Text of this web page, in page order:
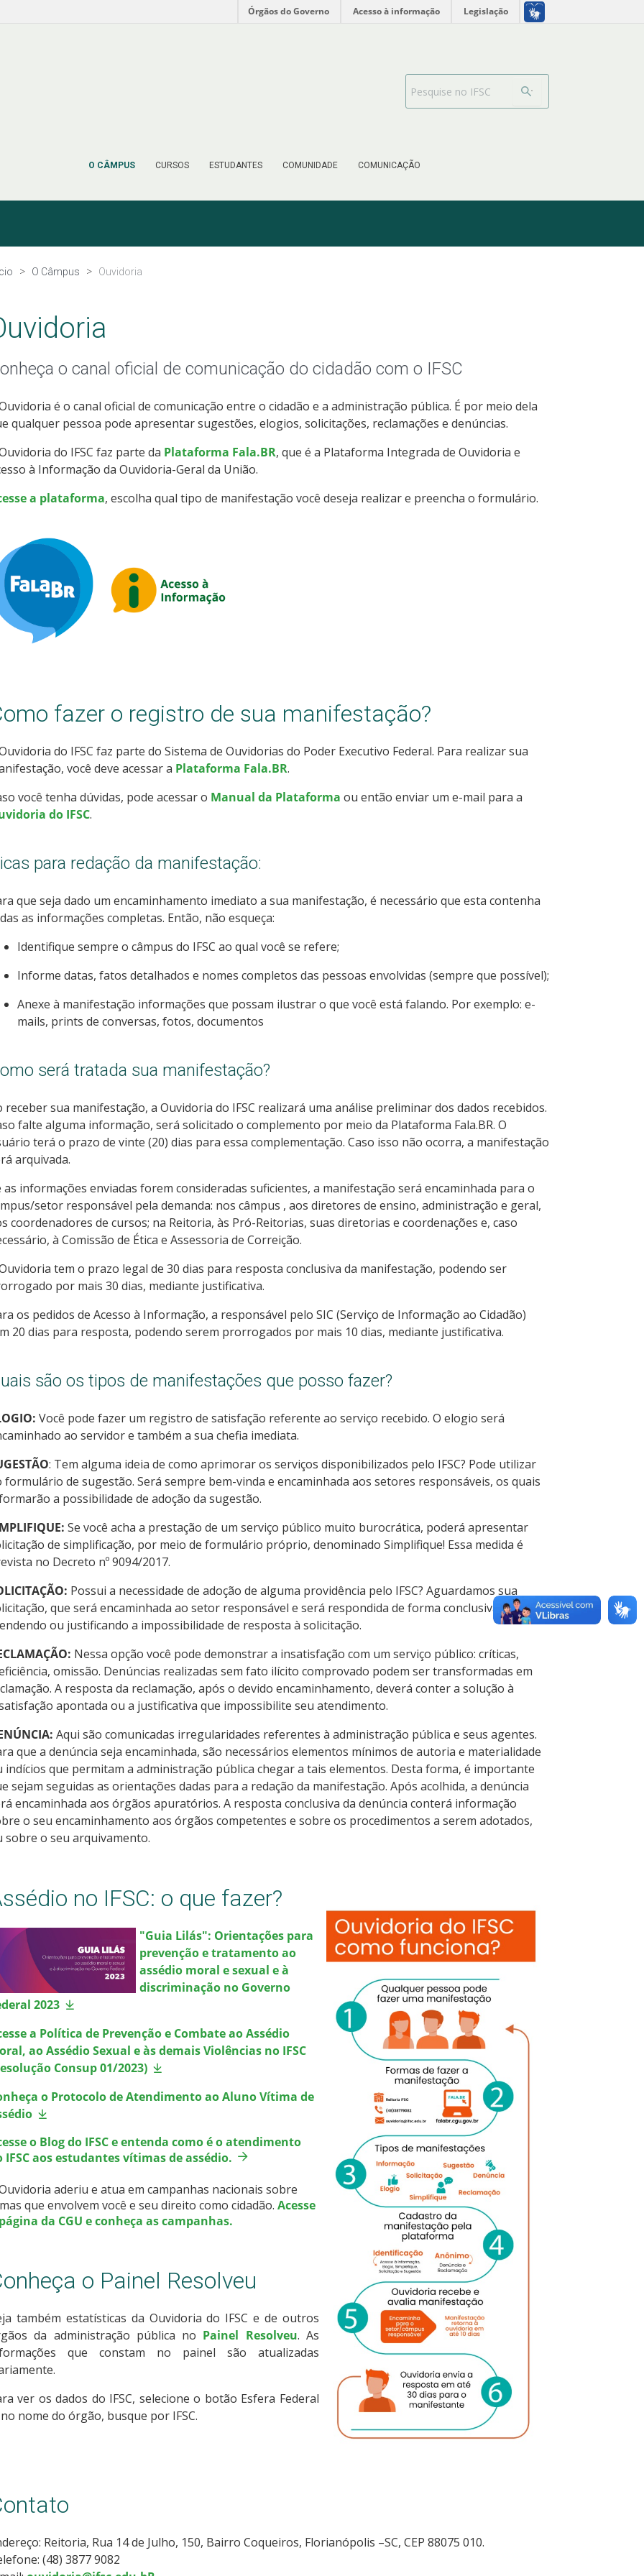
Órgãos do Governo Acesso à informação Legislação
O CÂMPUS CURSOS ESTUDANTES COMUNIDADE COMUNICAÇÃO
Barra de busca
O Câmpus Ouvidoria
o canal oficial de comunicação do cidadão com o IFSC
é o canal oficial de comunicação entre o cidadão e a administração pública. É por meio dela
qualquer pessoa pode apresentar sugestões, elogios, solicitações, reclamações e denúncias.
do IFSC faz parte da Plataforma Fala.BR, que é a Plataforma Integrada de Ouvidoria e
à Informação da Ouvidoria-Geral da União.
a plataforma, escolha qual tipo de manifestação você deseja realizar e preencha o formulário.
fazer o registro de sua manifestação?
do IFSC faz parte do Sistema de Ouvidorias do Poder Executivo Federal. Para realizar sua
você deve acessar a Plataforma Fala.BR.
você tenha dúvidas, pode acessar o Manual da Plataforma ou então enviar um e-mail para a
do IFSC.
para redação da manifestação:
que seja dado um encaminhamento imediato a sua manifestação, é necessário que esta contenha
as informações completas. Então, não esqueça:
Identifique sempre o câmpus do IFSC ao qual você se refere;
Informe datas, fatos detalhados e nomes completos das pessoas envolvidas (sempre que possível);
Anexe à manifestação informações que possam ilustrar o que você está falando. Por exemplo: e-
mails, prints de conversas, fotos, documentos
será tratada sua manifestação?
receber sua manifestação, a Ouvidoria do IFSC realizará uma análise preliminar dos dados recebidos.
falte alguma informação, será solicitado o complemento por meio da Plataforma Fala.BR. O
terá o prazo de vinte (20) dias para essa complementação. Caso isso não ocorra, a manifestação
arquivada.
as informações enviadas forem consideradas suficientes, a manifestação será encaminhada para o
setor responsável pela demanda: nos câmpus , aos diretores de ensino, administração e geral,
coordenadores de cursos; na Reitoria, às Pró-Reitorias, suas diretorias e coordenações e, caso
à Comissão de Ética e Assessoria de Correição.
tem o prazo legal de 30 dias para resposta conclusiva da manifestação, podendo ser
por mais 30 dias, mediante justificativa.
os pedidos de Acesso à Informação, a responsável pelo SIC (Serviço de Informação ao Cidadão)
20 dias para resposta, podendo serem prorrogados por mais 10 dias, mediante justificativa.
são os tipos de manifestações que posso fazer?
Você pode fazer um registro de satisfação referente ao serviço recebido. O elogio será
ao servidor e também a sua chefia imediata.
: Tem alguma ideia de como aprimorar os serviços disponibilizados pelo IFSC? Pode utilizar
formulário de sugestão. Será sempre bem-vinda e encaminhada aos setores responsáveis, os quais
a possibilidade de adoção da sugestão.
Se você acha a prestação de um serviço público muito burocrática, poderá apresentar
de simplificação, por meio de formulário próprio, denominado Simplifique! Essa medida é
no Decreto nº 9094/2017.
Possui a necessidade de adoção de alguma providência pelo IFSC? Aguardamos sua
que será encaminhada ao setor responsável e será respondida de forma conclusiva,
ou justificando a impossibilidade de resposta à solicitação.
Nessa opção você pode demonstrar a insatisfação com um serviço público: críticas,
omissão. Denúncias realizadas sem fato ilícito comprovado podem ser transformadas em
A resposta da reclamação, após o devido encaminhamento, deverá conter a solução à
apontada ou a justificativa que impossibilite seu atendimento.
Aqui são comunicadas irregularidades referentes à administração pública e seus agentes.
que a denúncia seja encaminhada, são necessários elementos mínimos de autoria e materialidade
indícios que permitam a administração pública chegar a tais elementos. Desta forma, é importante
sejam seguidas as orientações dadas para a redação da manifestação. Após acolhida, a denúncia
encaminhada aos órgãos apuratórios. A resposta conclusiva da denúncia conterá informação
o seu encaminhamento aos órgãos competentes e sobre os procedimentos a serem adotados,
sobre o seu arquivamento.
no IFSC: o que fazer?
"Guia Lilás": Orientações para
prevenção e tratamento ao
assédio moral e sexual e à
discriminação no Governo
2023
a Política de Prevenção e Combate ao Assédio
ao Assédio Sexual e às demais Violências no IFSC
Consup 01/2023)
o Protocolo de Atendimento ao Aluno Vítima de
o Blog do IFSC e entenda como é o atendimento
IFSC aos estudantes vítimas de assédio.
aderiu e atua em campanhas nacionais sobre
que envolvem você e seu direito como cidadão. Acesse
da CGU e conheça as campanhas.
o Painel Resolveu
também estatísticas da Ouvidoria do IFSC e de outros
da administração pública no Painel Resolveu. As
que constam no painel são atualizadas
ver os dados do IFSC, selecione o botão Esfera Federal
nome do órgão, busque por IFSC.
Reitoria, Rua 14 de Julho, 150, Bairro Coqueiros, Florianópolis –SC, CEP 88075 010.
(48) 3877 9082